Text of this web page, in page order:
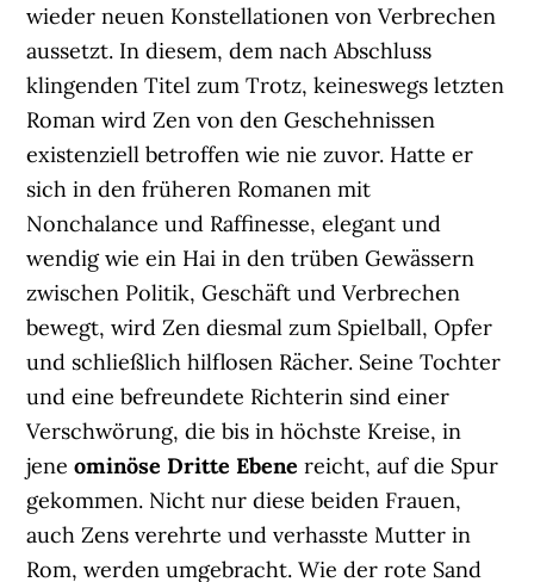
wieder neuen Konstellationen von Verbrechen
aussetzt. In diesem, dem nach Abschluss
klingenden Titel zum Trotz, keineswegs letzten
Roman wird Zen von den Geschehnissen
existenziell betroffen wie nie zuvor. Hatte er
sich in den früheren Romanen mit
Nonchalance und Raffinesse, elegant und
wendig wie ein Hai in den trüben Gewässern
zwischen Politik, Geschäft und Verbrechen
bewegt, wird Zen diesmal zum Spielball, Opfer
und schließlich hilflosen Rächer. Seine Tochter
und eine befreundete Richterin sind einer
Verschwörung, die bis in höchste Kreise, in
jeneominöse Dritte Ebene reicht, auf die Spur
gekommen. Nicht nur diese beiden Frauen,
auch Zens verehrte und verhasste Mutter in
Rom, werden umgebracht. Wie der rote Sand